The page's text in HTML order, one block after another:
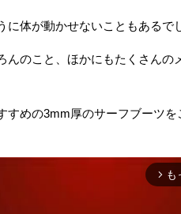
体が動かせないこともあるで
んのこと、ほかにもたくさんの
めの3mm厚のサーフブーツを
arrow_forward_ios も